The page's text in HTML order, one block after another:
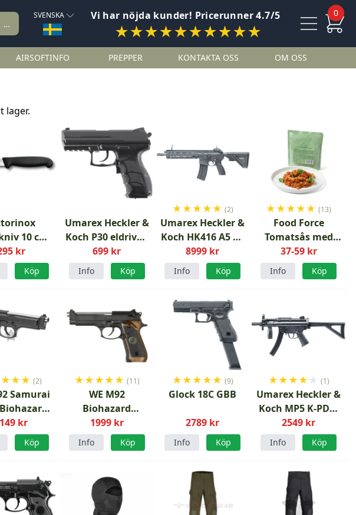
SVENSKA Vi har nöjda kunder! Pricerunner 4.7/5
★★★★★★★★★★
0
AIRSOFTINFO PREPPER KONTAKTA OSS OM OSS
lager.
10 cm
kr
Köp
Umarex Heckler &
Koch P30 eldriven
airsoftpistol
699 kr
Info Köp
★★★★★ (2)
Umarex Heckler &
Koch HK416 A5 V3
GBBR
8999 kr
Info Köp
★★★★★ (13)
Food Force
Tomatsås med
köttbullar och
pasta MRE
37-59 kr
Info Köp
★★★ (2)
Samurai
GBB
kr
Köp
★★★★★ (11)
WE M92
Biohazard
Samurai Edge V1
GBB
1999 kr
Info Köp
★★★★★ (9)
Glock 18C GBB
2789 kr
Info Köp
★★★★ ★ (1)
Umarex Heckler &
Koch MP5 K-PDW
4.5mm CO2
Luftgevär
2549 kr
Info Köp